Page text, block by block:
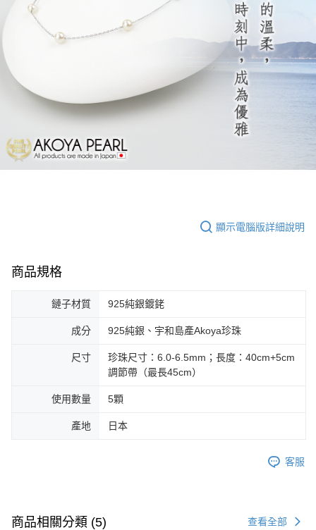
顯示電腦版詳細說明
商品規格
鏈子材質 925純銀鍍銠
成分 925純銀、宇和島產Akoya珍珠
尺寸
珍珠尺寸：6.0-6.5mm；長度：40cm+5cm
調節帶（最長45cm）
使用數量 5顆
產地 日本
客服
商品相關分類 (5) 查看全部